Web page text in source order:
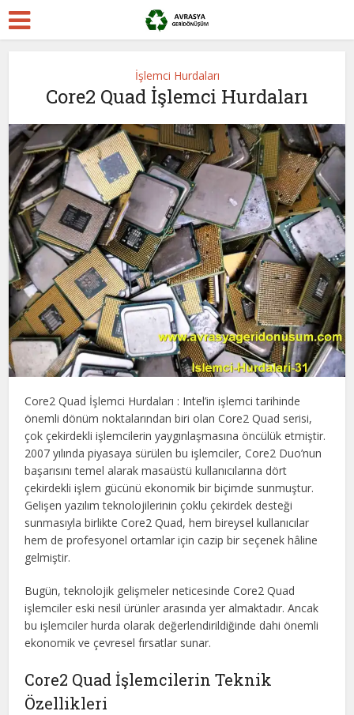
İşlemci Hurdaları
Core2 Quad İşlemci Hurdaları
Core2 Quad İşlemci Hurdaları : Intel’in işlemci tarihinde
önemli dönüm noktalarından biri olan Core2 Quad serisi,
çok çekirdekli işlemcilerin yaygınlaşmasına öncülük etmiştir.
2007 yılında piyasaya sürülen bu işlemciler, Core2 Duo’nun
başarısını temel alarak masaüstü kullanıcılarına dört
çekirdekli işlem gücünü ekonomik bir biçimde sunmuştur.
Gelişen yazılım teknolojilerinin çoklu çekirdek desteği
sunmasıyla birlikte Core2 Quad, hem bireysel kullanıcılar
hem de profesyonel ortamlar için cazip bir seçenek hâline
gelmiştir.
Bugün, teknolojik gelişmeler neticesinde Core2 Quad
işlemciler eski nesil ürünler arasında yer almaktadır. Ancak
bu işlemciler hurda olarak değerlendirildiğinde dahi önemli
ekonomik ve çevresel fırsatlar sunar.
Core2 Quad İşlemcilerin Teknik
Özellikleri